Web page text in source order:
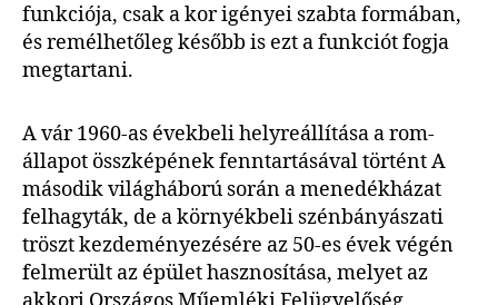
funkciója, csak a kor igényei szabta formában,
és remélhetőleg később is ezt a funkciót fogja
megtartani.
A vár 1960-as évekbeli helyreállítása a rom-
állapot összképének fenntartásával történt A
második világháború során a menedékházat
felhagyták, de a környékbeli szénbányászati
tröszt kezdeményezésére az 50-es évek végén
felmerült az épület hasznosítása, melyet az